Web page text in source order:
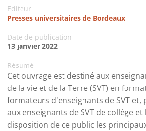
Editeur
Presses universitaires de Bordeaux
Date de publication
13 janvier 2022
Résumé
Cet ouvrage est destiné aux
de la vie et de la Terre (SVT) en
formateurs d'enseignants de SVT et,
aux enseignants de SVT de collège et
disposition de ce public les